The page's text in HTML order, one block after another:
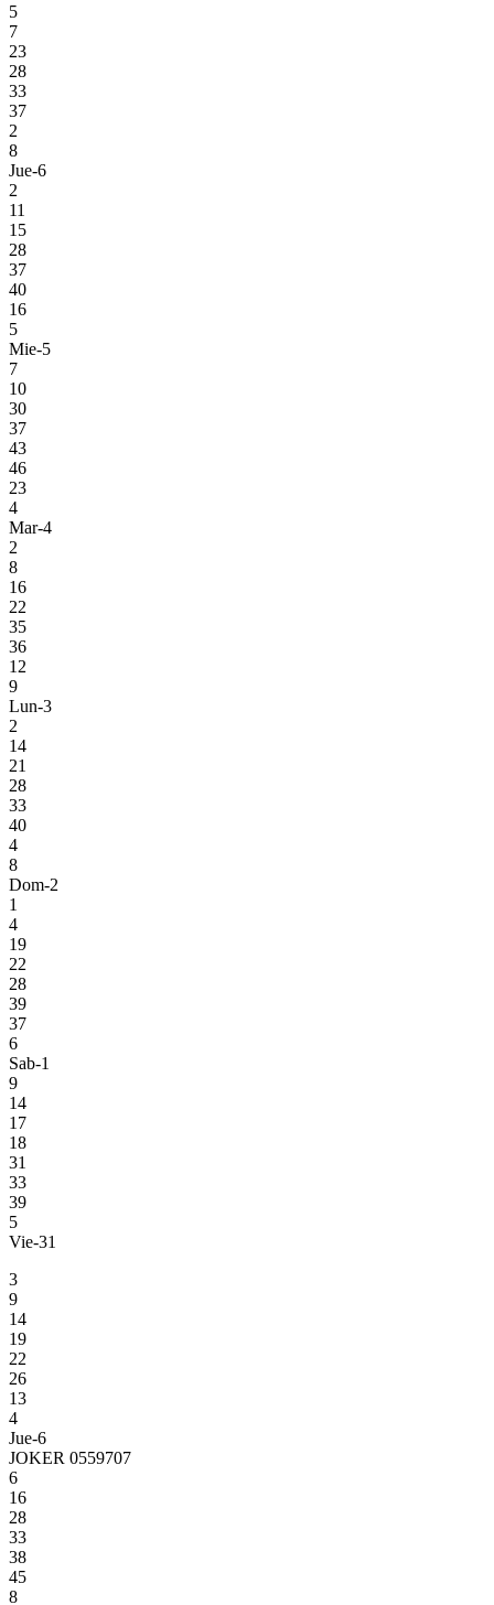
5
7
23
28
33
37
2
8
Jue-6
2
11
15
28
37
40
16
5
Mie-5
7
10
30
37
43
46
23
4
Mar-4
2
8
16
22
35
36
12
9
Lun-3
2
14
21
28
33
40
4
8
Dom-2
1
4
19
22
28
39
37
6
Sab-1
9
14
17
18
31
33
39
5
Vie-31
3
9
14
19
22
26
13
4
Jue-6
JOKER 0559707
6
16
28
33
38
45
8